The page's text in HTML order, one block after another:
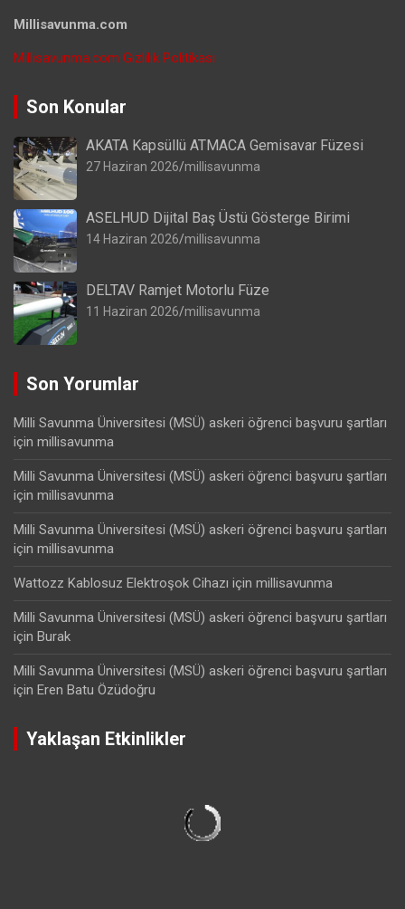
Millisavunma.com
Millisavunma.com Gizlilik Politikası
Son Konular
AKATA Kapsüllü ATMACA Gemisavar Füzesi
27 Haziran 2026 millisavunma
ASELHUD Dijital Baş Üstü Gösterge Birimi
14 Haziran 2026 millisavunma
DELTAV Ramjet Motorlu Füze
11 Haziran 2026 millisavunma
Son Yorumlar
Milli Savunma Üniversitesi (MSÜ) askeri öğrenci başvuru şartları
için millisavunma
Milli Savunma Üniversitesi (MSÜ) askeri öğrenci başvuru şartları
için millisavunma
Milli Savunma Üniversitesi (MSÜ) askeri öğrenci başvuru şartları
için millisavunma
Wattozz Kablosuz Elektroşok Cihazı için millisavunma
Milli Savunma Üniversitesi (MSÜ) askeri öğrenci başvuru şartları
için Burak
Milli Savunma Üniversitesi (MSÜ) askeri öğrenci başvuru şartları
için Eren Batu Özüdoğru
Yaklaşan Etkinlikler